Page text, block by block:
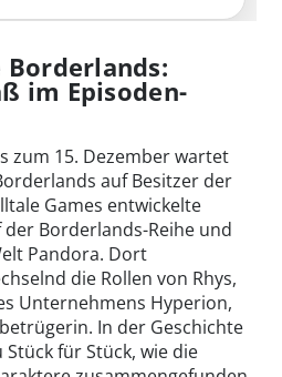
im Episoden-
zum 15. Dezember wartet
auf Besitzer der
Games entwickelte
Borderlands-Reihe und
Pandora. Dort
die Rollen von Rhys,
Unternehmens Hyperion,
In der Geschichte
für Stück, wie die